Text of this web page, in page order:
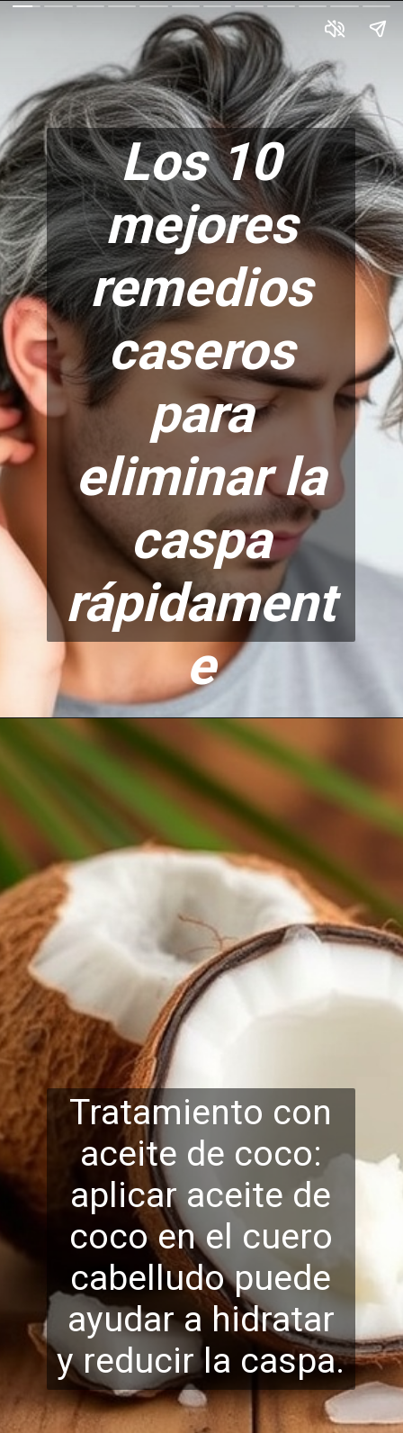
Los 10
mejores
remedios
caseros
para
eliminar la
caspa
rápidament
e
Tratamiento con
aceite de coco:
aplicar aceite de
coco en el cuero
cabelludo puede
ayudar a hidratar
y reducir la caspa.